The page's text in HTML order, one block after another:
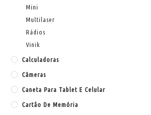
Mini
Multilaser
Rádios
Vinik
Calculadoras
Câmeras
Caneta Para Tablet E Celular
Cartão De Memória